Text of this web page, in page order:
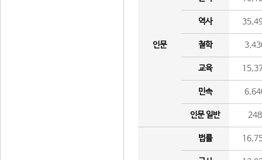
인문
역사
철학
교육
민속
인문 일반 248
법률